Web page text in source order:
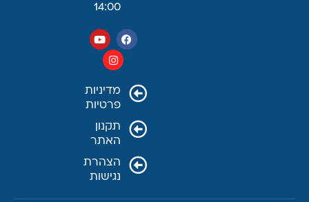
14:00
מדיניות
פרטיות
תקנון
האתר
הצהרת
נגישות